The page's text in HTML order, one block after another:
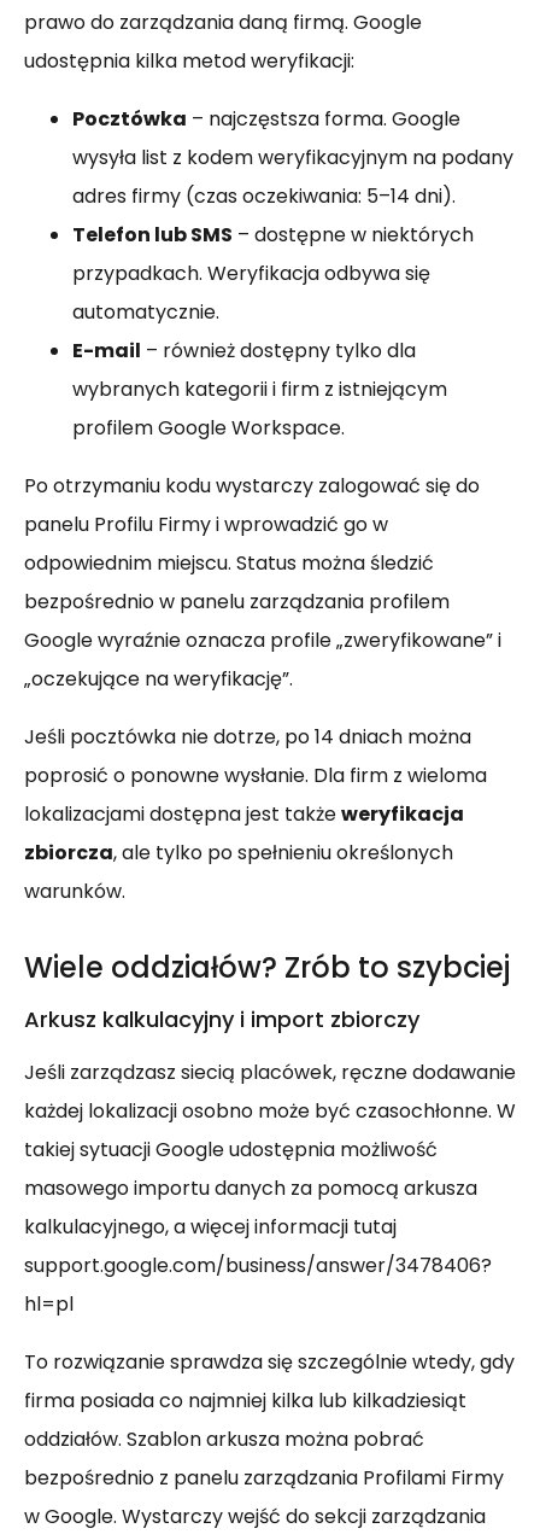
prawo do zarządzania daną firmą. Google
udostępnia kilka metod weryfikacji:
Pocztówka – najczęstsza forma. Google
wysyła list z kodem weryfikacyjnym na podany
adres firmy (czas oczekiwania: 5–14 dni).
Telefon lub SMS – dostępne w niektórych
przypadkach. Weryfikacja odbywa się
automatycznie.
E-mail – również dostępny tylko dla
wybranych kategorii i firm z istniejącym
profilem Google Workspace.
Po otrzymaniu kodu wystarczy zalogować się do
panelu Profilu Firmy i wprowadzić go w
odpowiednim miejscu. Status można śledzić
bezpośrednio w panelu zarządzania profilem
Google wyraźnie oznacza profile „zweryfikowane” i
„oczekujące na weryfikację”.
Jeśli pocztówka nie dotrze, po 14 dniach można
poprosić o ponowne wysłanie. Dla firm z wieloma
lokalizacjami dostępna jest takżeweryfikacja
zbiorcza, ale tylko po spełnieniu określonych
warunków.
Wiele oddziałów? Zrób to szybciej
Arkusz kalkulacyjny i import zbiorczy
Jeśli zarządzasz siecią placówek, ręczne dodawanie
każdej lokalizacji osobno może być czasochłonne. W
takiej sytuacji Google udostępnia możliwość
masowego importu danych za pomocą arkusza
kalkulacyjnego, a więcej informacji tutaj
support.google.com/business/answer/3478406?
hl=pl
To rozwiązanie sprawdza się szczególnie wtedy, gdy
firma posiada co najmniej kilka lub kilkadziesiąt
oddziałów. Szablon arkusza można pobrać
bezpośrednio z panelu zarządzania Profilami Firmy
w Google. Wystarczy wejść do sekcji zarządzania